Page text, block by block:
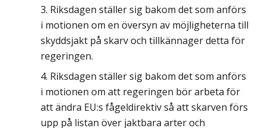
Riksdagen ställer sig bakom det som anförs
i motionen om en översyn av möjligheterna till
skyddsjakt på skarv och tillkännager detta för
regeringen.
Riksdagen ställer sig bakom det som anförs
i motionen om att regeringen bör arbeta för
att ändra EU:s fågeldirektiv så att skarven förs
upp på listan över jaktbara arter och